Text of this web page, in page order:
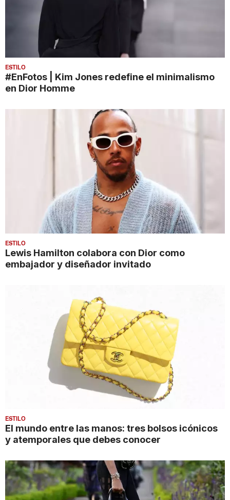
ESTILO
#EnFotos | Kim Jones redefine el minimalismo
en Dior Homme
ESTILO
Lewis Hamilton colabora con Dior como
embajador y diseñador invitado
ESTILO
El mundo entre las manos: tres bolsos icónicos
y atemporales que debes conocer